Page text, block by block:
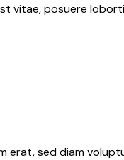
vitae, posuere
erat, sed diam